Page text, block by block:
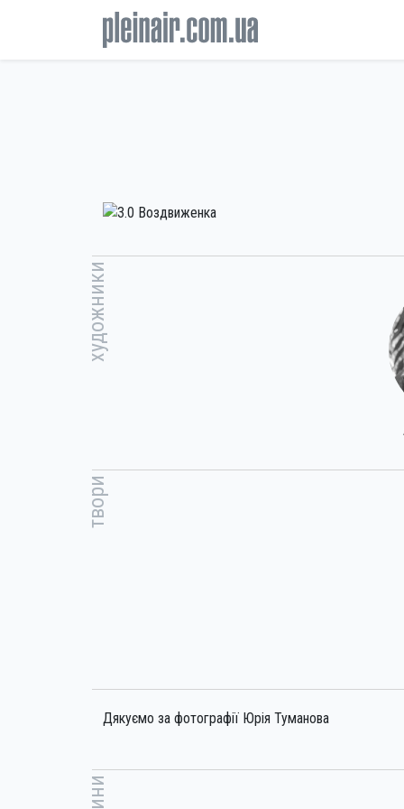
художники
твори
Дякуємо за фотографії Юрія Туманова